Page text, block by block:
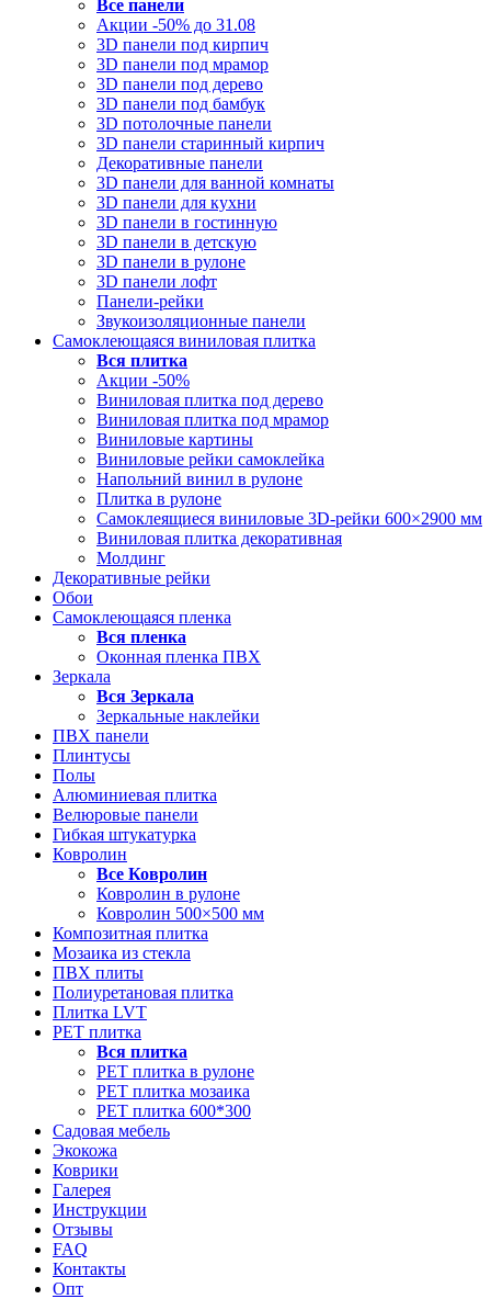
Все панели
Акции -50% до 31.08
3D панели под кирпич
3D панели под мрамор
3D панели под дерево
3D панели под бамбук
3D потолочные панели
3D панели старинный кирпич
Декоративные панели
3D панели для ванной комнаты
3D панели для кухни
3D панели в гостинную
3D панели в детскую
3D панели в рулоне
3D панели лофт
Панели-рейки
Звукоизоляционные панели
Самоклеющаяся виниловая плитка
Вся плитка
Акции -50%
Виниловая плитка под дерево
Виниловая плитка под мрамор
Виниловые картины
Виниловые рейки самоклейка
Напольний винил в рулоне
Плитка в рулоне
Самоклеящиеся виниловые 3D‑рейки 600×2900 мм
Виниловая плитка декоративная
Молдинг
Декоративные рейки
Обои
Самоклеющаяся пленка
Вся пленка
Оконная пленка ПВХ
Зеркала
Вся Зеркала
Зеркальные наклейки
ПВХ панели
Плинтусы
Полы
Алюминиевая плитка
Велюровые панели
Гибкая штукатурка
Ковролин
Все Ковролин
Ковролин в рулоне
Ковролин 500×500 мм
Композитная плитка
Мозаика из стекла
ПВХ плиты
Полиуретановая плитка
Плитка LVT
РЕТ плитка
Вся плитка
РЕТ плитка в рулоне
РЕТ плитка мозаика
РЕТ плитка 600*300
Садовая мебель
Экокожа
Коврики
Галерея
Инструкции
Отзывы
FAQ
Контакты
Опт